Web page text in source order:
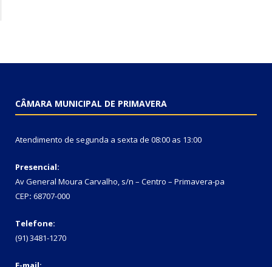
CÂMARA MUNICIPAL DE PRIMAVERA
Atendimento de segunda a sexta de 08:00 as 13:00
Presencial:
Av General Moura Carvalho, s/n – Centro – Primavera-pa
CEP: 68707-000
Telefone:
(91) 3481-1270